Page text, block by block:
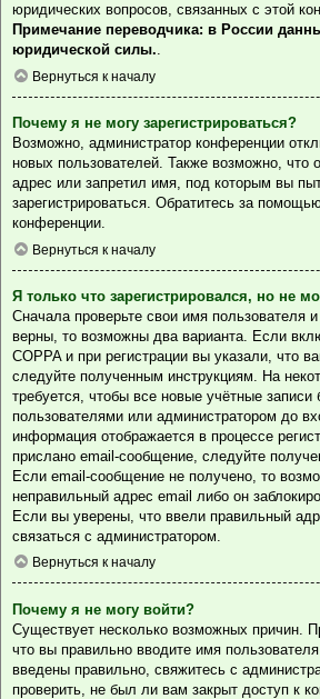
юридических вопросов, связанных с этой
Примечание переводчика: в России
юридической силы..
Вернуться к началу
Почему я не могу зарегистрироваться?
Возможно, администратор конференции
новых пользователей. Также возможно, что
адрес или запретил имя, под которым вы
зарегистрироваться. Обратитесь за
конференции.
Вернуться к началу
Я только что зарегистрировался, но не
Сначала проверьте свои имя пользователя
верны, то возможны два варианта. Если
COPPA и при регистрации вы указали, что
следуйте полученным инструкциям. На
требуется, чтобы все новые учётные записи
пользователями или администратором до
информация отображается в процессе
прислано email-сообщение, следуйте
Если email-сообщение не получено, то
неправильный адрес email либо он
Если вы уверены, что ввели правильный
связаться с администратором.
Вернуться к началу
Почему я не могу войти?
Существует несколько возможных причин.
что вы правильно вводите имя
введены правильно, свяжитесь с
проверить, не был ли вам закрыт доступ к